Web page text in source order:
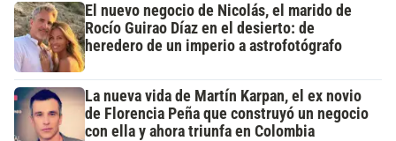
El nuevo negocio de Nicolás, el marido de
Rocío Guirao Díaz en el desierto: de
heredero de un imperio a astrofotógrafo
La nueva vida de Martín Karpan, el ex novio
de Florencia Peña que construyó un negocio
con ella y ahora triunfa en Colombia